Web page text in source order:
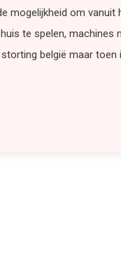
mogelijkheid om
te spelen, machines
belgië maar toen